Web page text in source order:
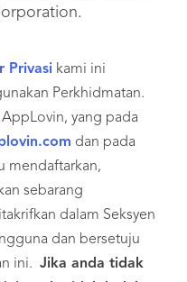
Privasi kami ini
Perkhidmatan.
yang pada
dan pada
mendaftarkan,
sebarang
dalam Seksyen
dan bersetuju
ini. Jika anda tidak